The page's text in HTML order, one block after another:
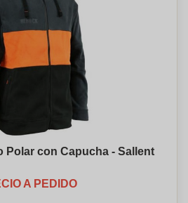
Polar con Capucha - Sallent
A PEDIDO